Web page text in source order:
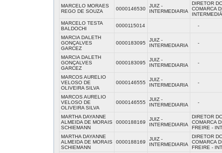
MARCELO MORAES
REGO DE SOUZA
0000146530
JUIZ -
INTERMEDIARIA
DIRETOR
COMARCA
MARCELO TESTA
BALDOCHI
0000115014 -
MARCIA DALETH
GONÇALVES
GARCEZ
0000183095
JUIZ -
INTERMEDIARIA
-
MARCIA DALETH
GONÇALVES
GARCEZ
0000183095
JUIZ -
INTERMEDIARIA
-
MARCOS AURELIO
VELOSO DE
OLIVEIRA SILVA
0000146555
JUIZ -
INTERMEDIARIA
-
MARCOS AURELIO
VELOSO DE
OLIVEIRA SILVA
0000146555
JUIZ -
INTERMEDIARIA
-
MARTHA DAYANNE
ALMEIDA DE MORAIS
SCHIEMANN
0000188169
JUIZ -
INTERMEDIARIA
DIRETOR
COMARCA
FREIRE -
MARTHA DAYANNE
ALMEIDA DE MORAIS
SCHIEMANN
0000188169
JUIZ -
INTERMEDIARIA
DIRETOR
COMARCA
FREIRE -